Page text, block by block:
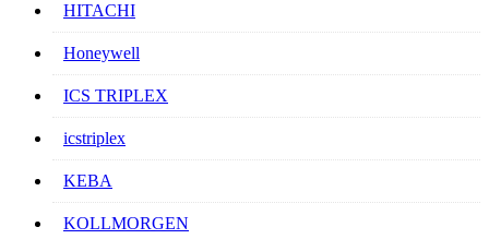
HITACHI
Honeywell
ICS TRIPLEX
icstriplex
KEBA
KOLLMORGEN